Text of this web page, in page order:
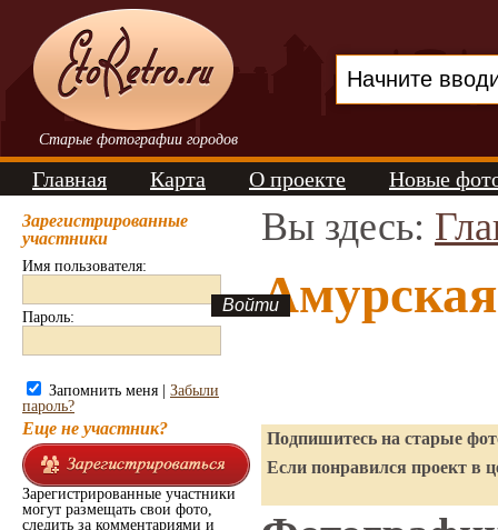
Старые фотографии городов
Главная Карта О проекте Новые
Зарегистрированные
участники
Имя пользователя:
Пароль:
Запомнить меня | Забыли
пароль?
Еще не участник?
Зарегистрированные участники
могут размещать свои фото,
следить за комментариями и
Вы здесь:
Подпишитесь на старые
Если понравился проект в